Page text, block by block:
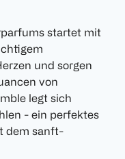
startet mit
und sorgen
von
legt sich
- ein perfektes
dem sanft-